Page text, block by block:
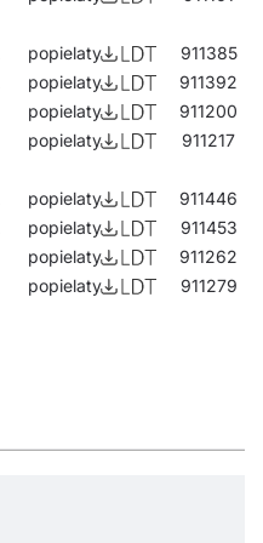
popielaty
911385
popielaty
911392
popielaty
911200
popielaty
911217
popielaty
911446
popielaty
911453
popielaty
911262
popielaty 911279